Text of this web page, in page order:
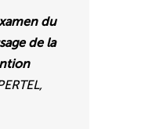
du
de la